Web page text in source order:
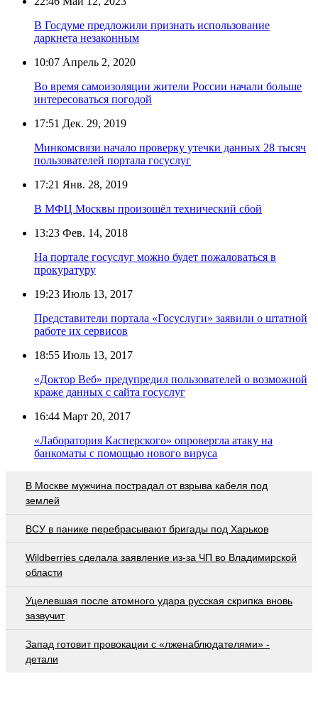
В Госдуме предложили признать использование
даркнета незаконным
10:07 Апрель 2, 2020
Во время самоизоляции жители России начали больше
интересоваться погодой
17:51 Дек. 29, 2019
Минкомсвязи начало проверку утечки данных 28 тысяч
пользователей портала госуслуг
17:21 Янв. 28, 2019
В МФЦ Москвы произошёл технический сбой
13:23 Фев. 14, 2018
На портале госуслуг можно будет пожаловаться в
прокуратуру
19:23 Июль 13, 2017
Представители портала «Госуслуги» заявили о штатной
работе их сервисов
18:55 Июль 13, 2017
«Доктор Веб» предупредил пользователей о возможной
краже данных с сайта госуслуг
16:44 Март 20, 2017
«Лаборатория Касперского» опровергла атаку на
банкоматы с помощью нового вируса
В Москве мужчина пострадал от взрыва кабеля под
землей
ВСУ в панике перебрасывают бригады под Харьков
Wildberries cделала заявление из-за ЧП во Владимирской
области
Уцелевшая после атомного удара русская скрипка вновь
зазвучит
Запад готовит провокации с «лженаблюдателями» -
детали